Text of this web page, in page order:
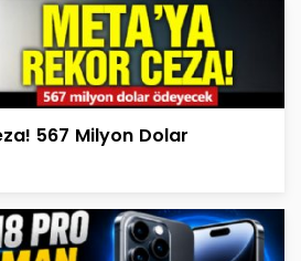
567 Milyon Dolar